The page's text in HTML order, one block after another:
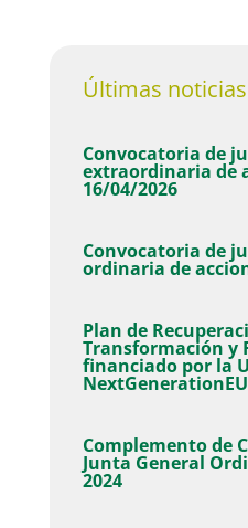
Últimas noticias
Convocatoria de
extraordinaria de
16/04/2026
Convocatoria de
ordinaria de
Plan de
Transformación y
financiado por la
NextGenerationEU
Complemento de
Junta General
2024